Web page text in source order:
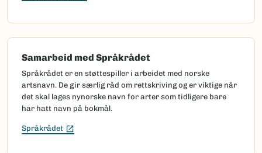
Samarbeid med Språkrådet
Språkrådet er en støttespiller i arbeidet med norske
artsnavn. De gir særlig råd om rettskriving og er viktige når
det skal lages nynorske navn for arter som tidligere bare
har hatt navn på bokmål.
Språkrådet (Ekstern lenke)